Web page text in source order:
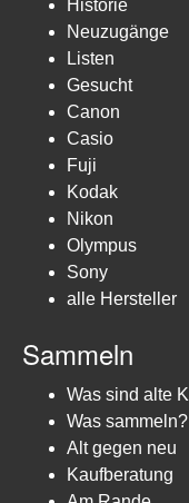
Historie
Neuzugänge
Listen
Gesucht
Canon
Casio
Fuji
Kodak
Nikon
Olympus
Sony
alle Hersteller
Sammeln
Was sind alte
Was sammeln?
Alt gegen neu
Kaufberatung